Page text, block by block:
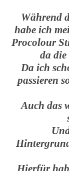
Während
habe ich
Procolour
da
Da ich
passieren
Auch das
Hierfür